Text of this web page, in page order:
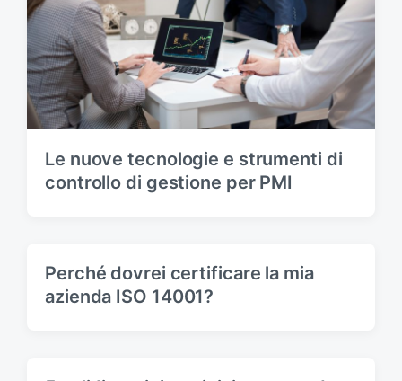
Le nuove tecnologie e strumenti di
controllo di gestione per PMI
Perché dovrei certificare la mia
azienda ISO 14001?